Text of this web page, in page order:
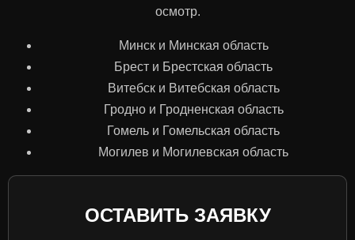
осмотр.
Минск и Минская область
Брест и Брестская область
Витебск и Витебская область
Гродно и Гродненская область
Гомель и Гомельская область
Могилев и Могилевская область
ОСТАВИТЬ ЗАЯВКУ